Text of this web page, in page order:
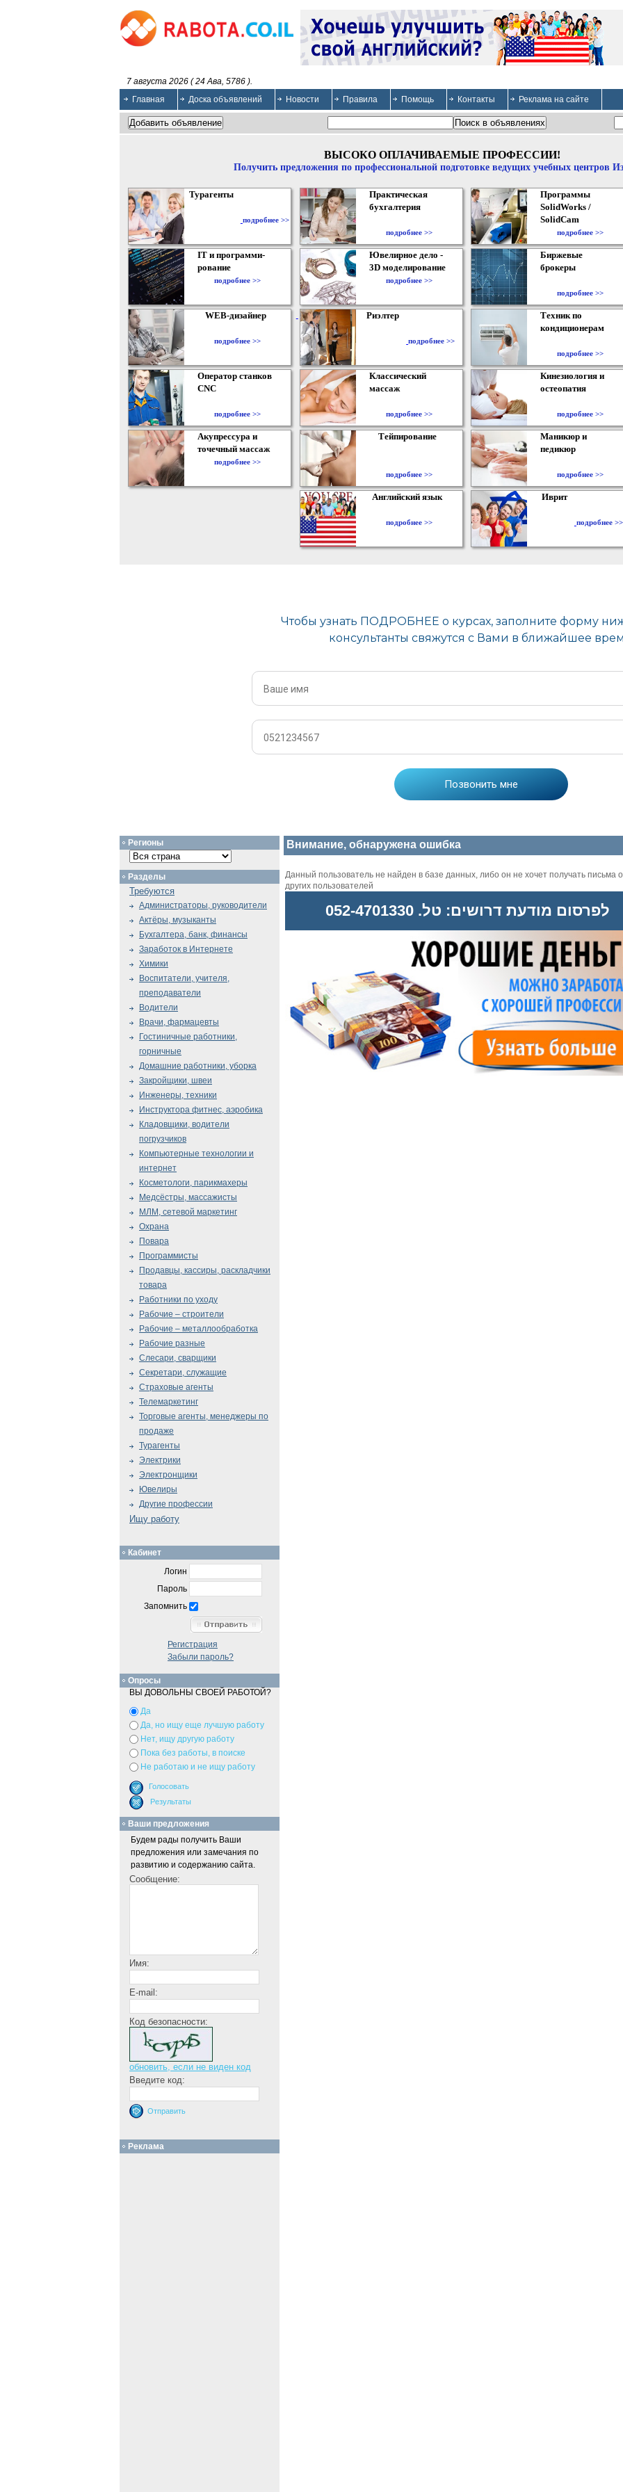
7 августа 2026 ( 24 Ава, 5786 ).
Главная
Доска объявлений Новости Правила Помощь Контакты Реклама на сайте
ВЫСОКО ОПЛАЧИВАЕМЫЕ ПРОФЕССИИ!
Получить предложения по профессиональной подготовке ведущих учебных центров
Турагенты
подробнее >>
Практическая
бухгалтерия
подробнее >>
Программы
SolidWorks /
SolidCam
подробнее >>
IT и программи-
рование
подробнее >>
Ювелирное дело -
3D моделирование
подробнее >>
Биржевые
брокеры
подробнее >>
WEB-дизайнер
подробнее >>
Риэлтер
подробнее >>
Техник по
кондиционерам
подробнее >>
Оператор станков
CNC
подробнее >>
Классический
массаж
подробнее >>
Кинезиология и
остеопатия
подробнее >>
Акупрессура и
точечный массаж
подробнее >>
Тейпирование
подробнее >>
Маникюр и
педикюр
подробнее >>
Английский язык
подробнее >>
Иврит
подробнее >>
Внимание, обнаружена ошибка
Данный пользователь не найден в базе данных, либо он не хочет получать письма
других пользователей
לפרסום מודעת דרושים: טל. 052-4701330
Регионы
Разделы
Требуются
Администраторы, руководители
Актёры, музыканты
Бухгалтера, банк, финансы
Заработок в Интернете
Химики
Воспитатели, учителя,
преподаватели
Водители
Врачи, фармацевты
Гостиничные работники,
горничные
Домашние работники, уборка
Закройщики, швеи
Инженеры, техники
Инструктора фитнес, аэробика
Кладовщики, водители
погрузчиков
Компьютерные технологии и
интернет
Косметологи, парикмахеры
Медсёстры, массажисты
МЛМ, сетевой маркетинг
Охрана
Повара
Программисты
Продавцы, кассиры, раскладчики
товара
Работники по уходу
Рабочие – строители
Рабочие – металлообработка
Рабочие разные
Слесари, сварщики
Секретари, служащие
Страховые агенты
Телемаркетинг
Торговые агенты, менеджеры по
продаже
Турагенты
Электрики
Электронщики
Ювелиры
Другие профессии
Ищу работу
Кабинет
Логин
Пароль
Запомнить
Регистрация
Забыли пароль?
Опросы
ВЫ ДОВОЛЬНЫ СВОЕЙ РАБОТОЙ?
Да
Да, но ищу еще лучшую работу
Нет, ищу другую работу
Пока без работы, в поиске
Не работаю и не ищу работу
Ваши предложения
Будем рады получить Ваши
предложения или замечания по
развитию и содержанию сайта.
Сообщение:
Имя:
E-mail:
Код безопасности:
обновить, если не виден код
Введите код:
Реклама